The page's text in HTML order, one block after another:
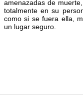
amenazadas de
totalmente en su
como si se fuera ella,
un lugar seguro.